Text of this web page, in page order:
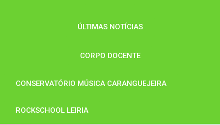
ÚLTIMAS NOTÍCIAS
CORPO DOCENTE
CONSERVATÓRIO MÚSICA CARANGUEJEIRA
ROCKSCHOOL LEIRIA